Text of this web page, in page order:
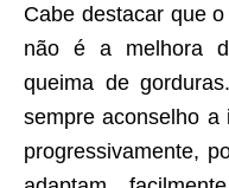
Cabe destacar que
não é a melhora
queima de
sempre aconselho a
progressivamente,